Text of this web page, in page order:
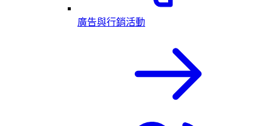
廣告與行銷活動